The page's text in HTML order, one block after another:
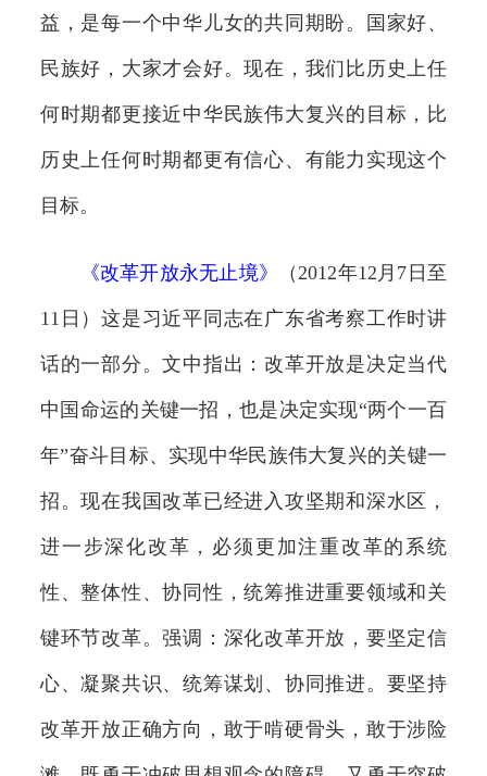
益，是每一个中华儿女的共同期盼。国家好、
民族好，大家才会好。现在，我们比历史上任
何时期都更接近中华民族伟大复兴的目标，比
历史上任何时期都更有信心、有能力实现这个
目标。
《改革开放永无止境》 （2012年12月7日至
11日）这是习近平同志在广东省考察工作时讲
话的一部分。文中指出：改革开放是决定当代
中国命运的关键一招，也是决定实现“两个一百
年”奋斗目标、实现中华民族伟大复兴的关键一
招。现在我国改革已经进入攻坚期和深水区，
进一步深化改革，必须更加注重改革的系统
性、整体性、协同性，统筹推进重要领域和关
键环节改革。强调：深化改革开放，要坚定信
心、凝聚共识、统筹谋划、协同推进。要坚持
改革开放正确方向，敢于啃硬骨头，敢于涉险